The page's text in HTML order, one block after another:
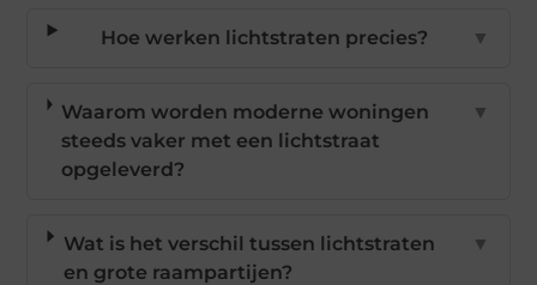
Hoe werken lichtstraten precies? ▼
Waarom worden moderne woningen
steeds vaker met een lichtstraat
opgeleverd?
▼
Wat is het verschil tussen lichtstraten
en grote raampartijen?
▼